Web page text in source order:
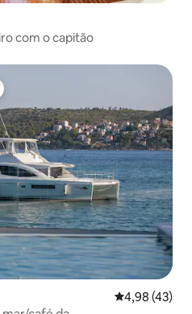
com o capitão
dos hóspedes
4,98 de uma
4,98 (43)